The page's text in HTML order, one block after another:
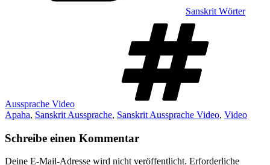
Sanskrit Wörter
Aussprache Video
Apaha, Sanskrit Aussprache, Sanskrit Aussprache Video, Video
Schreibe einen Kommentar
Deine E-Mail-Adresse wird nicht veröffentlicht. Erforderliche